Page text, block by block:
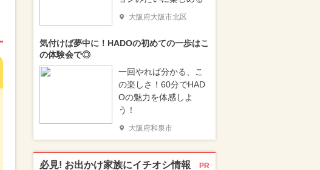
大阪府大阪市北区
気付けば夢中に！HADOの初めての一歩はこ
の体験会で◎
一回やれば分かる、こ
の楽しさ！60分でHAD
Oの魅力を体感しよ
う！
大阪府和泉市
必見! お出かけ家族にイチオシ情報 PR